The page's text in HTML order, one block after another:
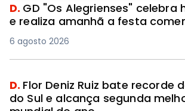
D. GD "Os Alegrienses" celebra
e realiza amanhã a festa
6 agosto 2026
D. Flor Deniz Ruiz bate recorde
do Sul e alcança segunda